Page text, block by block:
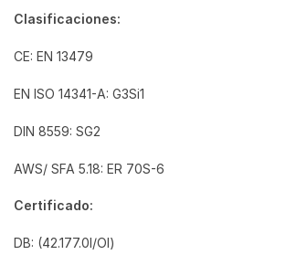
Clasificaciones:
CE: EN 13479
EN ISO 14341-A: G3Si1
DIN 8559: SG2
AWS/ SFA 5.18: ER 70S-6
Certificado:
DB: (42.177.0l/Ol)